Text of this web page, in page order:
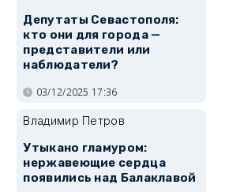
Депутаты Севастополя:
кто они для города —
представители или
наблюдатели?
03/12/2025 17:36
Владимир Петров
Утыкано гламуром:
нержавеющие сердца
появились над Балаклавой